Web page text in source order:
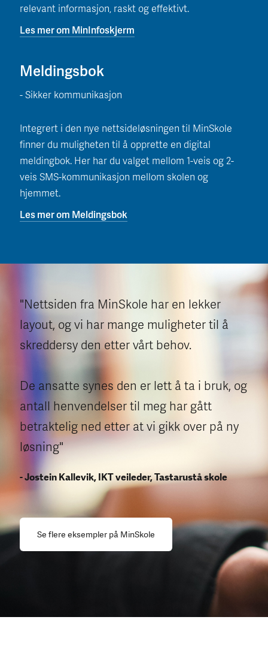
relevant informasjon, raskt og effektivt.
Les mer om MinInfoskjerm
Meldingsbok
- Sikker kommunikasjon
Integrert i den nye nettsideløsningen til MinSkole
finner du muligheten til å opprette en digital
meldingbok. Her har du valget mellom 1-veis og 2-
veis SMS-kommunikasjon mellom skolen og
hjemmet.
Les mer om Meldingsbok
"Nettsiden fra MinSkole har en lekker
layout, og vi har mange muligheter til å
skreddersy den etter vårt behov.
De ansatte synes den er lett å ta i bruk, og
antall henvendelser til meg har gått
betraktelig ned etter at vi gikk over på ny
løsning"
- Jostein Kallevik, IKT veileder, Tastarustå skole
Se flere eksempler på MinSkole